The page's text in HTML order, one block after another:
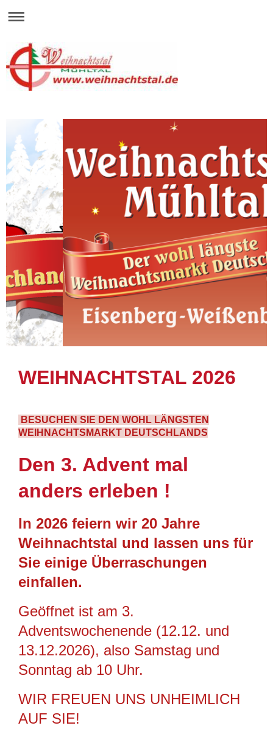
WEIHNACHTSTAL 2026
BESUCHEN SIE DEN WOHL LÄNGSTEN
WEIHNACHTSMARKT DEUTSCHLANDS
Den 3. Advent mal
anders erleben !
In 2026 feiern wir 20 Jahre
Weihnachtstal und lassen uns für
Sie einige Überraschungen
einfallen.
Geöffnet ist am 3.
Adventswochenende (12.12. und
13.12.2026), also Samstag und
Sonntag ab 10 Uhr.
WIR FREUEN UNS UNHEIMLICH
AUF SIE!